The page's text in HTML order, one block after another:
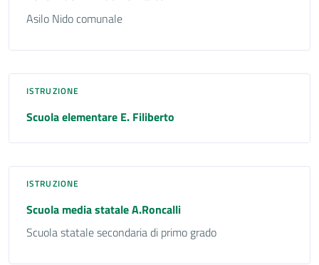
Asilo Nido comunale
ISTRUZIONE
Scuola elementare E. Filiberto
ISTRUZIONE
Scuola media statale A.Roncalli
Scuola statale secondaria di primo grado